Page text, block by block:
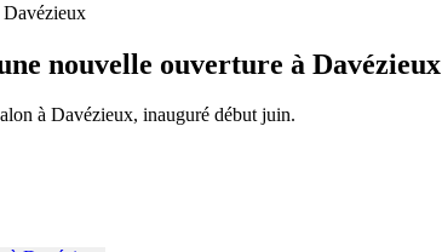
Davézieux
nouvelle ouverture à Davézieux
à Davézieux, inauguré début juin.